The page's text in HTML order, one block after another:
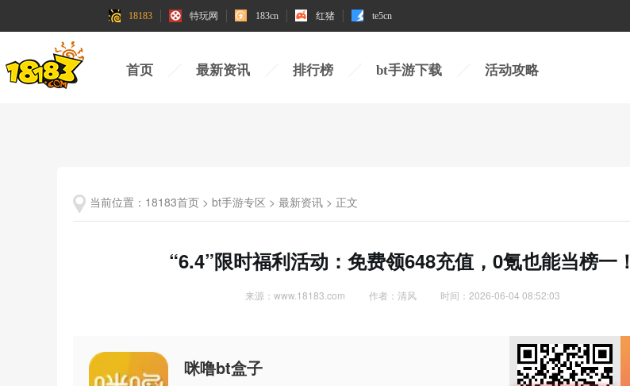
18183 特玩网 183cn 红猪 te5cn
18183 特玩网 183cn 红猪 te5cn
首页 最新资讯 排行榜 bt手游下载 活动攻略
当前位置： 18183首页 > bt手游专区 > 最新资讯 > 正文
“6.4”限时福利活动：免费领648充值，0氪也能当榜一！
来源：www.18183.com 作者：清风 时间：2026-06-04 08:52:03
咪噜bt盒子